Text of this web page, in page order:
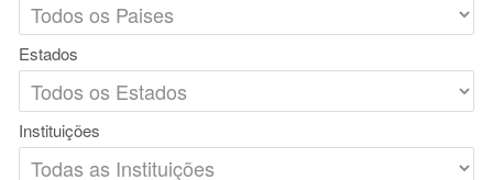
Estados
Instituições